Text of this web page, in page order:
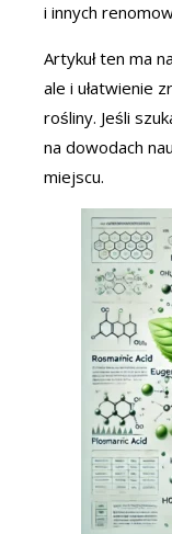
i innych
Artykuł ten ma
ale i ułatwienie
rośliny. Jeśli
na dowodach
miejscu.